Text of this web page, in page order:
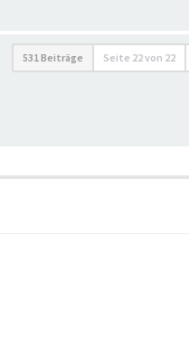
531 Beiträge Seite 22von 22